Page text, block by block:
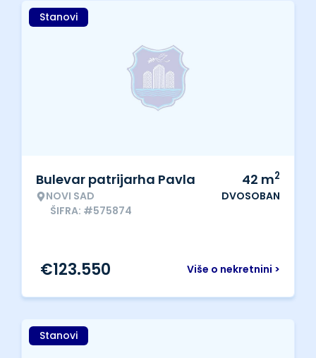
Stanovi
Bulevar patrijarha Pavla
NOVI SAD
ŠIFRA: #575874
42 m2
DVOSOBAN
Više o nekretnini >
€123.550
Stanovi